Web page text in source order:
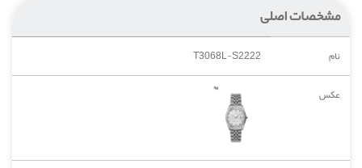
مشخصات اصلی
نام
T3068L-S2222
عکس